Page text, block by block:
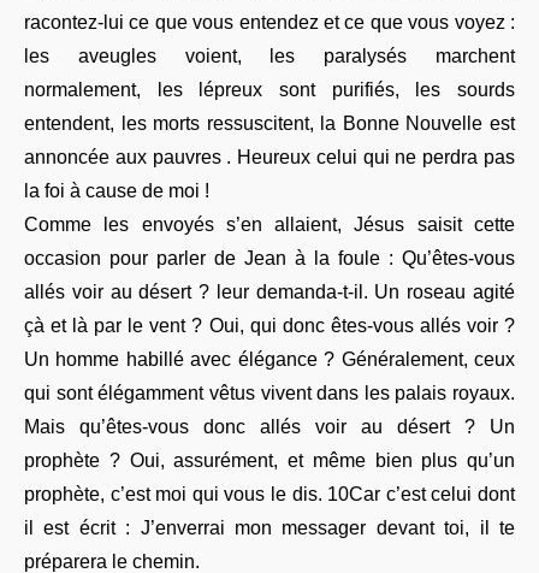
racontez-lui ce que vous entendez et ce que vous voyez :
les aveugles voient, les paralysés marchent
normalement, les lépreux sont purifiés, les sourds
entendent, les morts ressuscitent, la Bonne Nouvelle est
annoncée aux pauvres . Heureux celui qui ne perdra pas
la foi à cause de moi !
Comme les envoyés s’en allaient, Jésus saisit cette
occasion pour parler de Jean à la foule : Qu’êtes-vous
allés voir au désert ? leur demanda-t-il. Un roseau agité
çà et là par le vent ? Oui, qui donc êtes-vous allés voir ?
Un homme habillé avec élégance ? Généralement, ceux
qui sont élégamment vêtus vivent dans les palais royaux.
Mais qu’êtes-vous donc allés voir au désert ? Un
prophète ? Oui, assurément, et même bien plus qu’un
prophète, c’est moi qui vous le dis. 10Car c’est celui dont
il est écrit : J’enverrai mon messager devant toi, il te
préparera le chemin.